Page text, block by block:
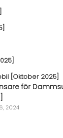
[Oktober 2025]
för
2024